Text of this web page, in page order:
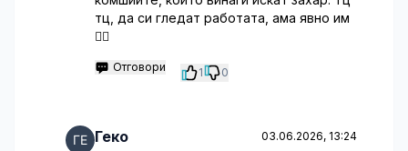
тц, да си гледат работата, ама явно им
🤦‍♂️
Отговори 1 0
Геко 03.06.2026, 13:24